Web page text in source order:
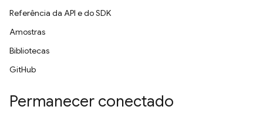
Referência da API e do SDK
Amostras
Bibliotecas
GitHub
Permanecer conectado